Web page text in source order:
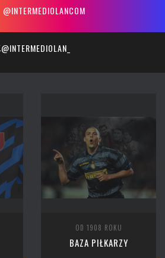
@INTERMEDIOLANCOM
@INTERMEDIOLAN_
OD 1908 ROKU
BAZA PIŁKARZY